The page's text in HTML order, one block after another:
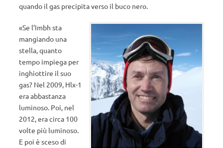
quando il gas precipita verso il buco nero.
«Se l’Imbh sta
mangiando una
stella, quanto
tempo impiega per
inghiottire il suo
gas? Nel 2009, Hlx-1
era abbastanza
luminoso. Poi, nel
2012, era circa 100
volte più luminoso.
E poi è sceso di